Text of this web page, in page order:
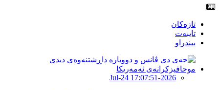
تازەکان
تایبەت
بیندراو
2026-Jul-24 17:07:51